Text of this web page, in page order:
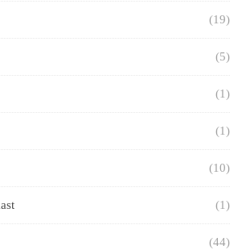
(19)
(5)
(1)
(1)
(10)
(1)
(44)